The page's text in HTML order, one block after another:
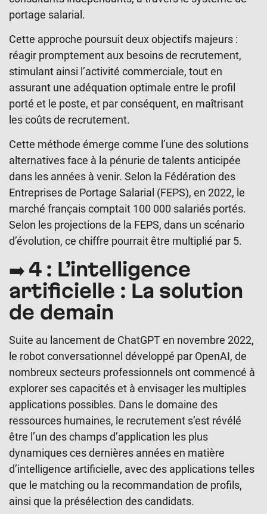
portage salarial.
Cette approche poursuit deux objectifs majeurs :
réagir promptement aux besoins de recrutement,
stimulant ainsi l’activité commerciale, tout en
assurant une adéquation optimale entre le profil
porté et le poste, et par conséquent, en maîtrisant
les coûts de recrutement.
Cette méthode émerge comme l’une des solutions
alternatives face à la pénurie de talents anticipée
dans les années à venir. Selon la Fédération des
Entreprises de Portage Salarial (FEPS), en 2022, le
marché français comptait 100 000 salariés portés.
Selon les projections de la FEPS, dans un scénario
d’évolution, ce chiffre pourrait être multiplié par 5.
➡️ 4 : L’intelligence
artificielle : La solution
de demain
Suite au lancement de ChatGPT en novembre 2022,
le robot conversationnel développé par OpenAI, de
nombreux secteurs professionnels ont commencé à
explorer ses capacités et à envisager les multiples
applications possibles. Dans le domaine des
ressources humaines, le recrutement s’est révélé
être l’un des champs d’application les plus
dynamiques ces dernières années en matière
d’intelligence artificielle, avec des applications telles
que le matching ou la recommandation de profils,
ainsi que la présélection des candidats.